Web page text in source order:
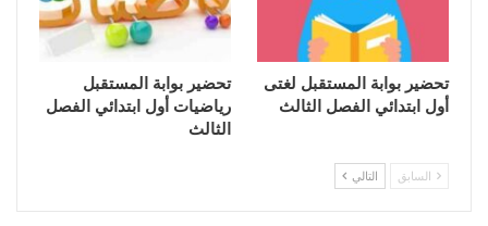
تحضير بوابة المستقبل لغتى
أول ابتدائي الفصل الثالث
تحضير بوابة المستقبل
رياضيات أول ابتدائي الفصل
الثالث
السابق التالي